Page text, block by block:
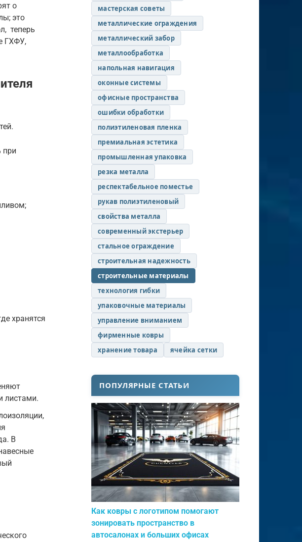
о
это
теперь
ГХФУ,
при
хранятся
листами.
В
мастерская советы
металлические ограждения
металлический забор
металлообработка
напольная навигация
оконные системы
офисные пространства
ошибки обработки
полиэтиленовая пленка
премиальная эстетика
промышленная упаковка
резка металла
респектабельное поместье
рукав полиэтиленовый
свойства металла
современный экстерьер
стальное ограждение
строительная надежность
строительные материалы
технология гибки
упаковочные материалы
управление вниманием
фирменные ковры
хранение товара
ячейка сетки
ПОПУЛЯРНЫЕ СТАТЬИ
Как ковры с логотипом помогают
зонировать пространство в
автосалонах и больших офисах